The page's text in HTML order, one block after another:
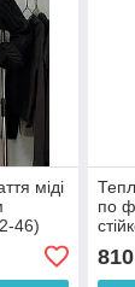
міді
46)
по
810